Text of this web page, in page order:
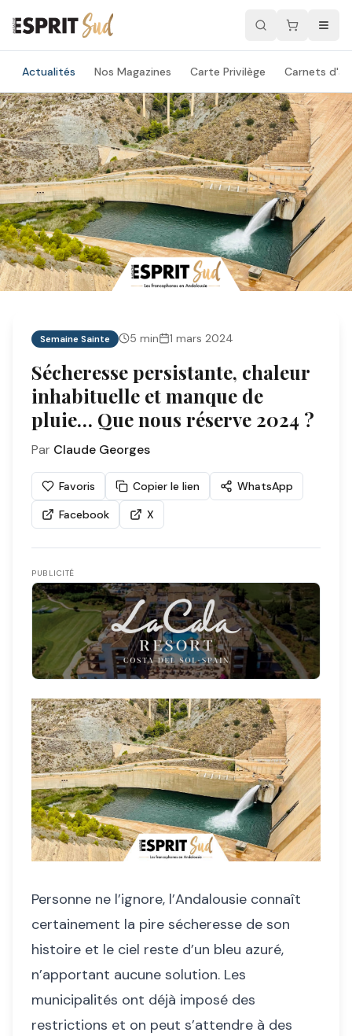
Actualités Nos Magazines Carte Privilège Carnets
Semaine Sainte 5 min 1 mars 2024
Sécheresse persistante, chaleur
inhabituelle et manque de
pluie… Que nous réserve 2024 ?
Par Claude Georges
Favoris Copier le lien
WhatsApp
Facebook
X
PUBLICITÉ
Personne ne l’ignore, l’Andalousie connaît
certainement la pire sécheresse de son
histoire et le ciel reste d’un bleu azuré,
n’apportant aucune solution. Les
municipalités ont déjà imposé des
restrictions et on peut s’attendre à des